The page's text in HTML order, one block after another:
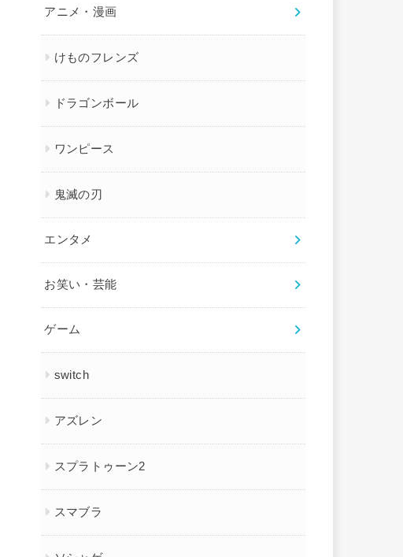
アニメ・漫画
けものフレンズ
ドラゴンボール
ワンピース
鬼滅の刃
エンタメ
お笑い・芸能
ゲーム
switch
アズレン
スプラトゥーン2
スマブラ